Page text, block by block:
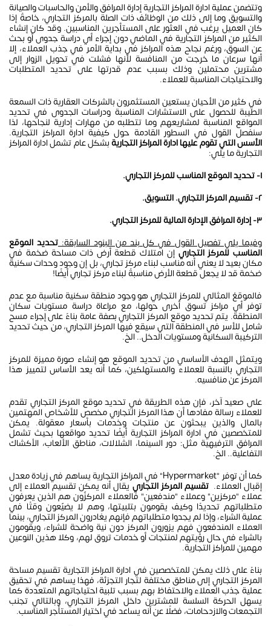
وتتضمن عملية ادارة المراكز التجارية إدارة المرافق والأمن والحاسبات والصيانة
والتسويق وما إلى ذلك من الوظائف ذات الصلة بالمركز التجاري، خاصةً إذا
كان العميل يرغب في العثور على المستأجرين المناسبين. وقد كان إنشاء
الكثير من المراكز التجارية في الماضي دون إجراء أي دراسة جدوى أو بحث
عن السوق، ورغم نجاح هذه المراكز في بداية الأمر في جذب العملاء، إلا
أنها سرعان ما خرجت من المنافسة لأنها فشلت في تحويل الزوار إلى
مشترين محتملين وذلك بسبب عدم قدرتها على تحديد المتطلبات
والاحتياجات المناسبة للعملاء.
في كثير من الأحيان يستعين المستثمرون بالشركات العقارية ذات السمعة
الطيبة للحصول على الاستشارات المناسبة ودراسات الجدوى في تحديد
المواقع المناسبة لمشاريعهم وما تتطلبه من مهارات إدارية لنجاحها، لذا
سنفصل القول في السطور القادمة حول كيفية ادارة المراكز التجارية.
الأسس التي تقوم عليهاادارة المراكز التجاريةبشكل عام تشمل ادارة المراكز
التجارية ما يلي:
١- تحديد الموقع المناسب للمركز التجاري.
٢- تقسيم المركز التجاري. التسويق.
٣- إدارة المرافق الإدارة المالية للمركز التجاري.
وفيما يلي تفصيل القول في كل بند من البنود السابقة:تحديد الموقع
المناسب للمركز التجاري إن امتلاك قطعة أرض ذات مساحة ضخمة في
مكان بعيد لا يعني أنه مناسب لبناء مركز تجاري، بل إن وجود وحدات سكنية
ضخمة قد لا يجعل قطعة الأرض مناسبةً لبناء مركز تجاري أيضًا!
فالموقعُ المثالي للمركز التجاري هو وجود منطقة سكنية مناسبة مع عدم
توفر أي مراكز تسوق أخرى حولها، مع مراعاة دراسة مستويات سكان
المنطقة. يتم تحديد موقع المركز التجاري بصفة عامة بناءً على إجراء مسح
شامل للأسر في المنطقة التي سيقع فيها المركز التجاري، من حيث تحديد
التركيبة السكانية ومستويات الدخل.. الخ.
ويتمثل الهدف الأساسي من تحديد الموقع هو إنشاء صورة مميزة للمركز
التجاري بالنسبة للعملاء والمستهلكين، كما أنه يعد الأساس لتمييز هذا
المركز عن منافسيه.
على صعيد آخر، فإن هذه الطريقة في تحديد موقع المركز التجاري تقدم
للعملاء رسالة مفادها أن هذا المركز التجاري مخصص للأشخاص المهتمين
بالمال والذين يبحثون عن منتجات وخدمات بأسعار معقولة. يمكن
للمتخصصين في ادارة المراكز التجارية أيضًا تحديد مواقعها بحيث تشمل
المرافق الترفيهية مثل: دور السينما، الشلالات، مناطق الألعاب، الأكشاك
التفاعلية.. الخ.
كما أن توفر "Hypermarket" في المراكز التجارية يساهم في زيادة معدل
إقبال العملاء. تقسيم المركز التجاري يقال أنه يمكن تقسيم العملاء إلى
عملاء "مركزين" وعملاء "مندفعين" فالعملاء المركزّون هم الذين يعرفون
متطلباتهم تحديدًا وكيف يقومون بتلبيتها، وهم لا يضيّعون وقتًا في
عملية الشراء، وإذا لم يجدوا متطلباتهم فإنهم يغادرون المركز التجاري، بينما
العملاء المندفعون فهم يزورون المركز دون نية واضحة للشراء، ويقومون
بالشراء في حال رؤيتهم لمنتجات أو خدمات تروق لهم، وكلا هذين النوعين
مهمين للمراكز التجارية.
بناءً على ذلك يمكن للمتخصصين في ادارة المراكز التجارية تقسيم مساحة
المركز التجاري إلى مناطق مختلفة لتجار التجزئة، فهذا يساهم في تحقيق
عملية جذب العملاء والاحتفاظ بهم بسبب تلبية احتياجاتهم المتعددة كما
يسهل الحركة السلسة للمشترين داخل المركز التجاري، وبالتالي تجنب
التجمعات والازدحامات، فضلًا عن أنه يساعد في اختيار المستأجر المناسب.